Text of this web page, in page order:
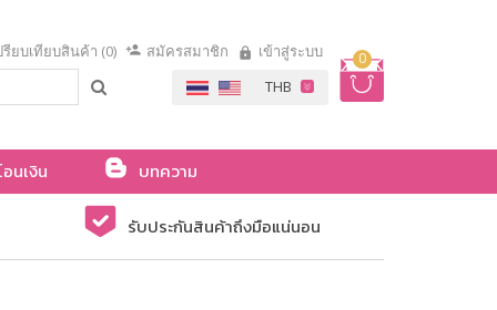
0
รียบเทียบสินค้า (0) สมัครสมาชิก เข้าสู่ระบบ
นเงิน
บทความ
รับประกันสินค้าถึงมือแน่นอน